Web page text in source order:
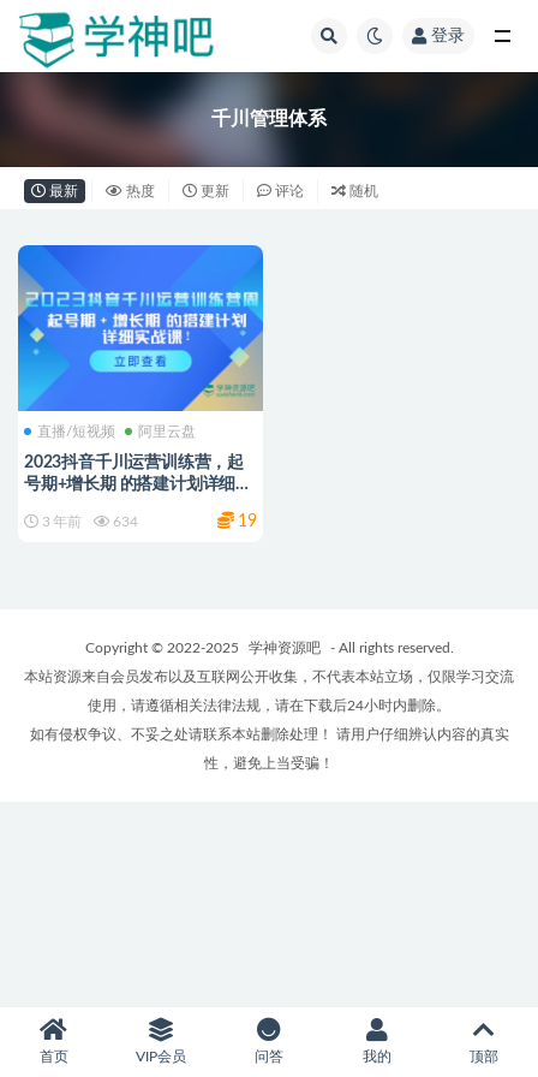
登录
千川管理体系
最新 热度 更新 评论 随机
直播/短视频 阿里云盘
2023抖音千川运营训练营，起
号期+增长期 的搭建计划详细实
3 年前 634 19
Copyright © 2022-2025 学神资源吧
- All rights reserved.
本站资源来自会员发布以及互联网公开收集，不代表本站立场，仅限学习交流
使用，请遵循相关法律法规，请在下载后24小时内删除。
如有侵权争议、不妥之处请联系本站删除处理！ 请用户仔细辨认内容的真实
性，避免上当受骗！
首页 VIP会员 问答 我的 顶部